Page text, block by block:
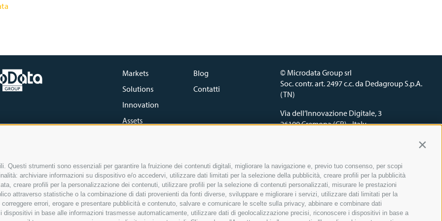
Questi strumenti sono essenziali per garantire la fruizione dei contenuti digitali, migliorare la navigazione e, previo tuo consenso, per scopi
archiviare informazioni su dispositivo e/o accedervi, utilizzare dati limitati per la selezione della pubblicità, creare profili per la pubblicità
creare profili per la personalizzazione dei contenuti, utilizzare profili per la selezione di contenuti personalizzati, misurare le prestazioni
attraverso statistiche o la combinazione di dati provenienti da fonti diverse, sviluppare e migliorare i servizi, utilizzare dati limitati per la
errori, erogare e presentare pubblicità e contenuto, salvare e comunicare le scelte sulla privacy, abbinare e combinare dati
in base alle informazioni trasmesse automaticamente, utilizzare dati di geolocalizzazione precisi, riconoscere i dispositivi in base a
Markets
Solutions
Innovation
Assets
Blog
Contatti
© Microdata Group srl
Soc. contr. art. 2497 c.c. da Dedagroup S.p.A.
(TN)
Via dell’Innovazione Digitale, 3
26100 Cremona (CR) - Italy
Cookie Privacy Policy Cookie Policy Copyright & Disclaimer Whistleblowing policy Credits